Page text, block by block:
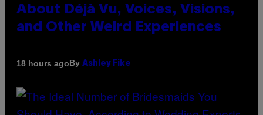
About Déjà Vu, Voices, Visions,
and Other Weird Experiences
18 hours agoBy Ashley Fike